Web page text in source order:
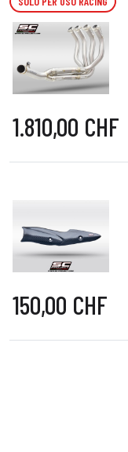
1.810,00 CHF
150,00 CHF